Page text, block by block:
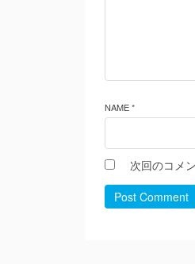
NAME *
次回のコメ
Post Comment